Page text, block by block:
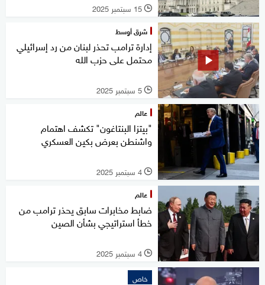
l 15 سبتمبر 2025
شرق أوسط
إدارة ترامب تحذر لبنان من رد إسرائيلي
محتمل على حزب الله
l 5 سبتمبر 2025
عالم
"بيتزا البنتاغون" تكشف اهتمام
واشنطن بعرض بكين العسكري
l 4 سبتمبر 2025
عالم
ضابط مخابرات سابق يحذر ترامب من
خطأ استراتيجي بشأن الصين
l 4 سبتمبر 2025
خاص